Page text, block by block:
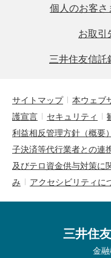
個人のお客さ
お取引
三井住友信託
サイトマップ 本ウェブ
護宣言
セキュリティ
利益相反管理方針（概要）
子決済等代行業者との連
及びテロ資金供与対策に
み
アクセシビリティに
三井住
金